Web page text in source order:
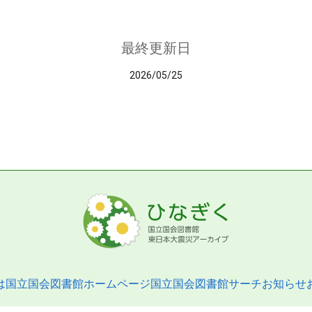
最終更新日
2026/05/25
国立国会図書館ホームページ国立国会図書館サーチお知らせ